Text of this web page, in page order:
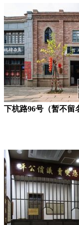
下杭路96号（暂不留